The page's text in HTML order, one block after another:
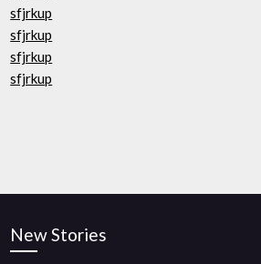
sfjrkup
sfjrkup
sfjrkup
sfjrkup
New Stories